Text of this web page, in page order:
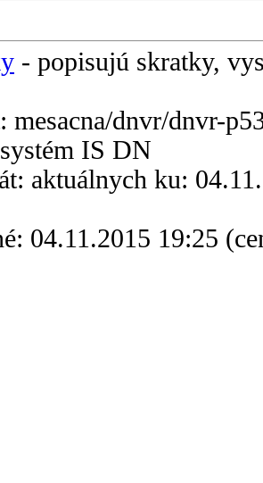
- popisujú skratky,
mesacna/dnvr/dnvr-
IS DN
aktuálnych ku:
04.11.2015 19:25